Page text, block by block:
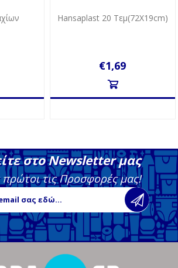
Hansaplast 20 Tεμ(72Χ19cm)
€1,69
στο Newsletter μας
τις Προσφορές μας!